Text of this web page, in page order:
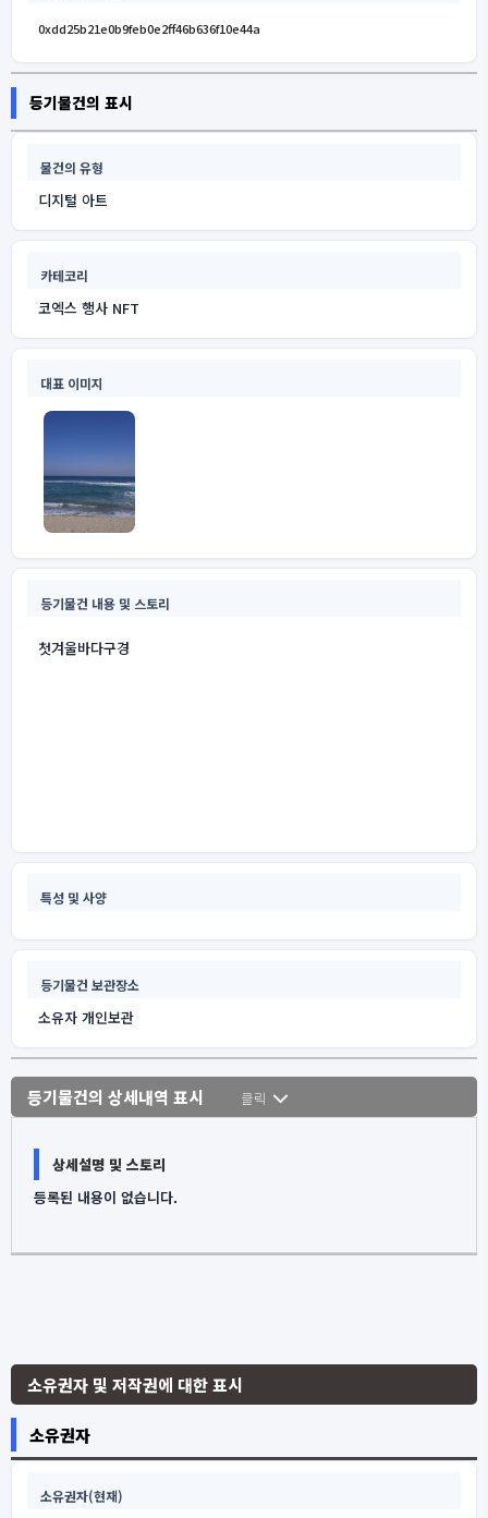
0xdd25b21e0b9feb0e2ff46b636f10e44a
등기물건의 표시
물건의 유형
디지털 아트
카테코리
코엑스 행사 NFT
대표 이미지
등기물건 내용 및 스토리
첫겨울바다구경
특성 및 사양
등기물건 보관장소
소유자 개인보관
등기물건의 상세내역 표시 클릭
상세설명 및 스토리
등록된 내용이 없습니다.
소유권자 및 저작권에 대한 표시
소유권자
소유권자(현재)